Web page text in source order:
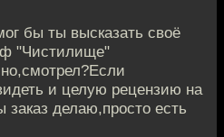
бы ты высказать своё
ф "Чистилище"
и целую рецензию на
делаю,просто есть